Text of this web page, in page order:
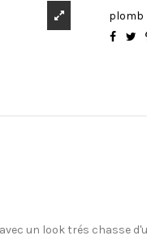
plomb
un look trés chasse